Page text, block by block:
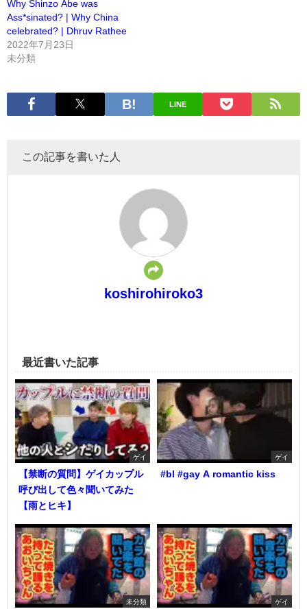
Why Shinzo Abe was
Ass*sinated? | Why China
celebrated? | Dhruv Rathee
2022年7月23日
未分類
LINE
この記事を書いた人
koshirohiroko3
最近書いた記事
ゲイ
【禁断の質問】ゲイカップル
呼び出して色々聞いてみた
【雨とヒキ】
ゲイ
#bl #gay A romantic kiss
未分類 ゲイ